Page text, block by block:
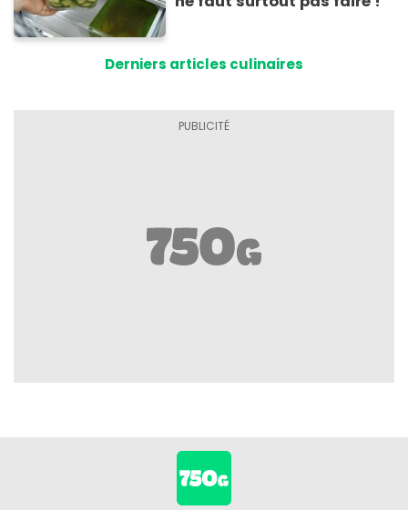
Derniers articles culinaires